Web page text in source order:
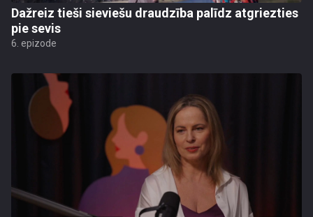
Dažreiz tieši sieviešu draudzība palīdz atgriezties
pie sevis
6. epizode